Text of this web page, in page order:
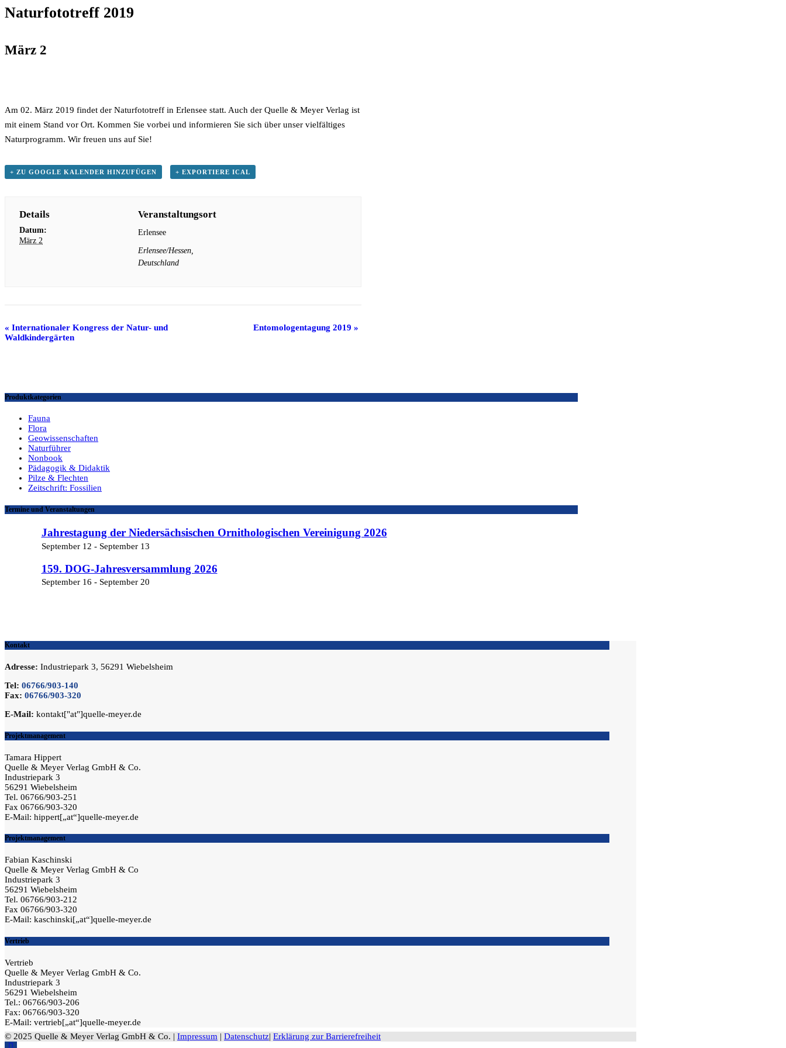
Naturfototreff 2019
März 2
Am 02. März 2019 findet der Naturfototreff in Erlensee statt. Auch der Quelle & Meyer Verlag ist
mit einem Stand vor Ort. Kommen Sie vorbei und informieren Sie sich über unser vielfältiges
Naturprogramm. Wir freuen uns auf Sie!
+ ZU GOOGLE KALENDER HINZUFÜGEN + EXPORTIERE ICAL
Details
Datum:
März 2
Veranstaltungsort
Erlensee
Erlensee/Hessen,
Deutschland
Veranstaltung
Navigation
« Internationaler Kongress der Natur- und
Waldkindergärten
Entomologentagung 2019 »
Produktkategorien
Fauna
Flora
Geowissenschaften
Naturführer
Nonbook
Pädagogik & Didaktik
Pilze & Flechten
Zeitschrift: Fossilien
Termine und Veranstaltungen
Jahrestagung der Niedersächsischen Ornithologischen Vereinigung 2026
September 12 - September 13
159. DOG-Jahresversammlung 2026
September 16 - September 20
Kontakt
Adresse: Industriepark 3, 56291 Wiebelsheim
Tel: 06766/903-140
Fax: 06766/903-320
E-Mail: kontakt["at"]quelle-meyer.de
Projektmanagement
Tamara Hippert
Quelle & Meyer Verlag GmbH & Co.
Industriepark 3
56291 Wiebelsheim
Tel. 06766/903-251
Fax 06766/903-320
E-Mail: hippert[„at“]quelle-meyer.de
Projektmanagement
Fabian Kaschinski
Quelle & Meyer Verlag GmbH & Co
Industriepark 3
56291 Wiebelsheim
Tel. 06766/903-212
Fax 06766/903-320
E-Mail: kaschinski[„at“]quelle-meyer.de
Vertrieb
Vertrieb
Quelle & Meyer Verlag GmbH & Co.
Industriepark 3
56291 Wiebelsheim
Tel.: 06766/903-206
Fax: 06766/903-320
E-Mail: vertrieb[„at“]quelle-meyer.de
© 2025 Quelle & Meyer Verlag GmbH & Co. | Impressum | Datenschutz| Erklärung zur Barrierefreiheit